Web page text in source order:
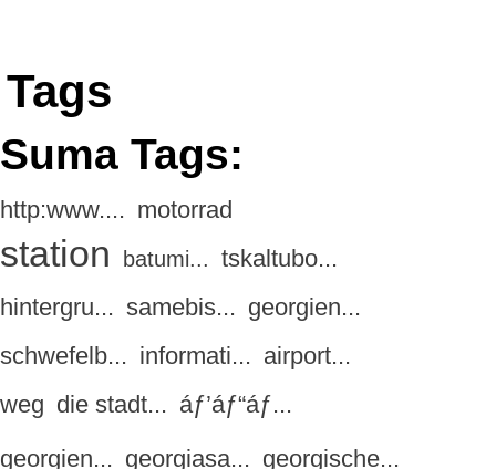
Tags
Suma Tags:
http:www.... motorrad
station batumi... tskaltubo...
hintergru... samebis... georgien...
schwefelb... informati... airport...
weg die stadt... áƒ’áƒ“áƒ...
georgien... georgiasa... georgische...